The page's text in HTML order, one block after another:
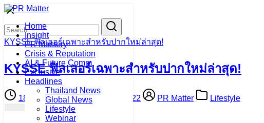
Skip
contentHome
Insight
PR Mastery
Crisis & Reputation
AI & Future Comm
Exclusive
Headlines
Thailand News
Global News
Lifestyle
Webinar
Search
for:
KYSSE ฟิลเลอร์เฉพาะสำหรับปากใหม่ล่าสุด!
KYSSE ฟิลเลอร์เฉพาะสำหรับปากใหม่ล่าสุด!
18 January 202218 January 2022 PR Matter Lifestyle